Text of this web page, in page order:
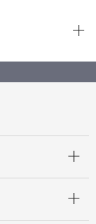
りのアイデア
請事業）
現在